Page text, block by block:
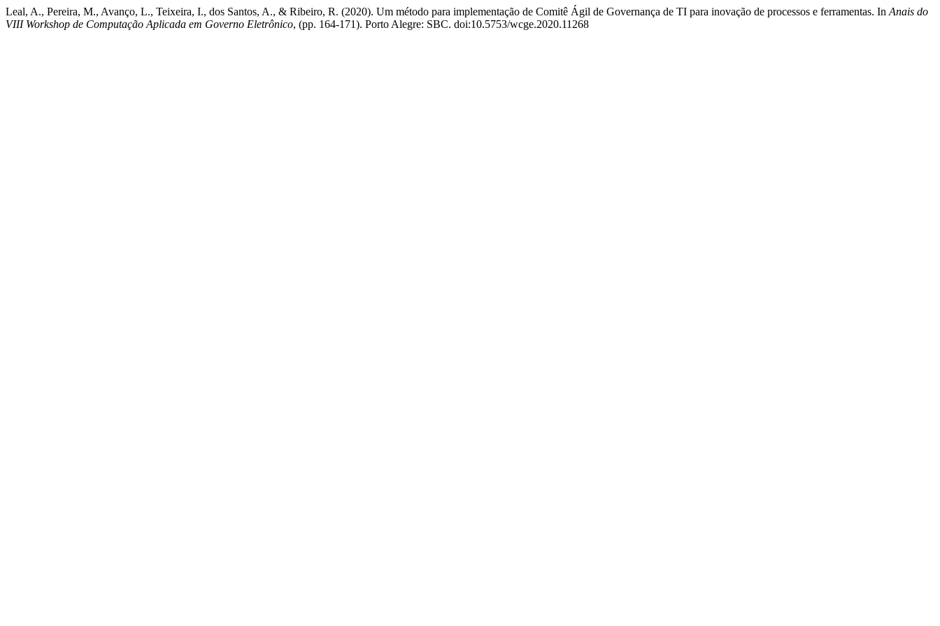
Leal, A., Pereira, M., Avanço, L., Teixeira, I., dos Santos, A., & Ribeiro, R. (2020). Um método para implementação de Comitê Ágil de Governança de TI para inovação de processos e ferramentas. In Anais do
VIII Workshop de Computação Aplicada em Governo Eletrônico, (pp. 164-171). Porto Alegre: SBC. doi:10.5753/wcge.2020.11268